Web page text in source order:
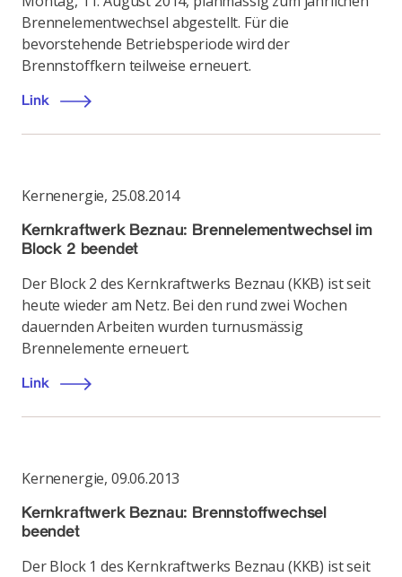
Brennelementwechsel abgestellt. Für die
bevorstehende Betriebsperiode wird der
Brennstoffkern teilweise erneuert.
Link
Kernenergie, 25.08.2014
Kernkraftwerk Beznau: Brennelementwechsel im
Block 2 beendet
Der Block 2 des Kernkraftwerks Beznau (KKB) ist seit
heute wieder am Netz. Bei den rund zwei Wochen
dauernden Arbeiten wurden turnusmässig
Brennelemente erneuert.
Link
Kernenergie, 09.06.2013
Kernkraftwerk Beznau: Brennstoffwechsel
beendet
Der Block 1 des Kernkraftwerks Beznau (KKB) ist seit